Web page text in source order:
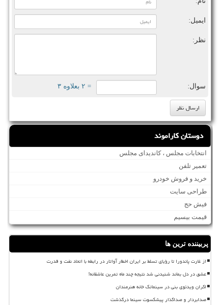
ایمیل:
نظر:
سوال: = ۲ بعلاوه ۳
دوستان کاراموند
انتخابات مجلس ، کاندیدای مجلس
تعمیر تلفن
خرید و فروش خودرو
طراحی سایت
فیش حج
قیمت بیسیم
پربیننده ترین ها
از غارت پاندورا تا رؤیای تسلط بر ایران اخطار آواتار در رابطه با اتحاد نفت و قدرت
عشق در دل بماند شنیدنی شد نتیجه چند ماه تمرین عاشقانه!
اکران ویدئوی بنی در سینماتک خانه هنرمندان
صدابردار و صداگذار پیشکسوت سینما درگذشت